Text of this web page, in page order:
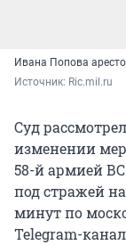
Ивана Попова
Источник: Ric.mil.ru
Суд
изменении
58-й армией
под стражей
минут по
Telegram-